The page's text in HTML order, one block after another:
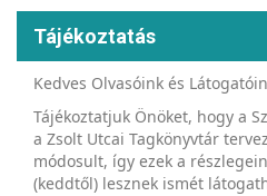
Tájékoztatás
Kedves Olvasóink és
Tájékoztatjuk Önöket, hogy a
a Zsolt Utcai Tagkönyvtár
módosult, így ezek a
(keddtől) lesznek ismét